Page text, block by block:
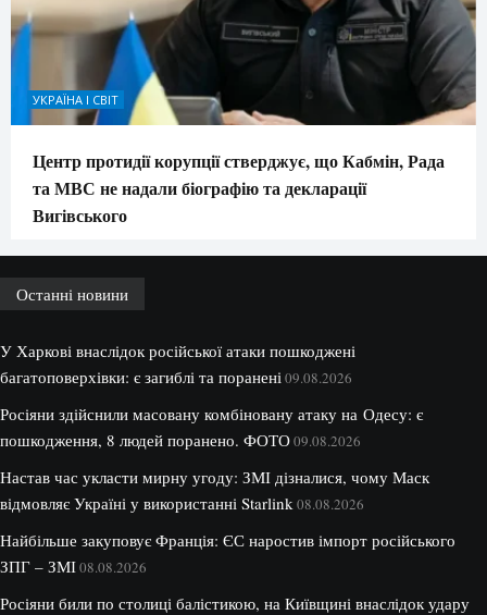
УКРАЇНА І СВІТ
Центр протидії корупції стверджує, що Кабмін, Рада
та МВС не надали біографію та декларації
Вигівського
Останні новини
У Харкові внаслідок російської атаки пошкоджені
багатоповерхівки: є загиблі та поранені 09.08.2026
Росіяни здійснили масовану комбіновану атаку на Одесу: є
пошкодження, 8 людей поранено. ФОТО09.08.2026
Настав час укласти мирну угоду: ЗМІ дізналися, чому Маск
відмовляє Україні у використанні Starlink 08.08.2026
Найбільше закуповує Франція: ЄС наростив імпорт російського
ЗПГ – ЗМІ08.08.2026
Росіяни били по столиці балістикою, на Київщині внаслідок удару